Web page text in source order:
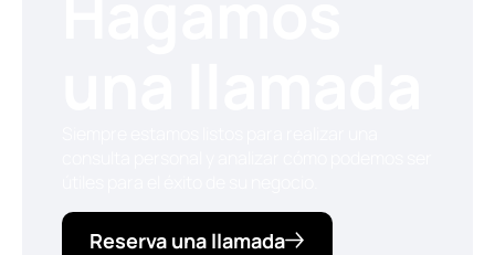
Reserva una llamada